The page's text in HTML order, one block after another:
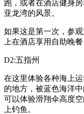
跑，或者在酒店健身
亚龙湾的风景。
如果这是第一次，参
上在酒店享用自助晚
D2:五指州
在这里体验各种海上
的地方，被蓝色海洋
可以体验滑翔伞高度
上钓鱼。